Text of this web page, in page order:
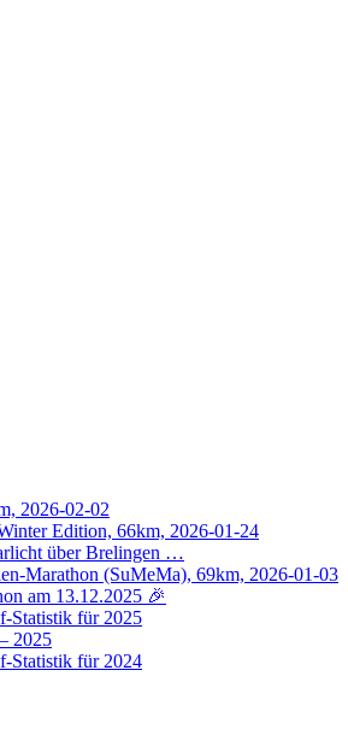
2026-02-02
Edition, 66km, 2026-01-24
über Brelingen …
Marathon (SuMeMa), 69km, 2026-01-03
am 13.12.2025 🎉
Statistik für 2025
2025
Statistik für 2024